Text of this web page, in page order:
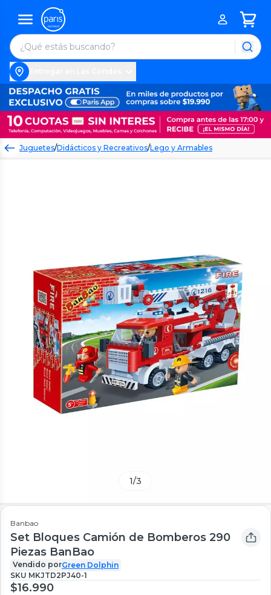
Juguetes/Didácticos y Recreativos/Lego y Armables
1/3
Banbao
Set Bloques Camión de Bomberos 290
Piezas BanBao
Vendido porGreen Dolphin
SKU MKJTD2PJ40-1
$16.990